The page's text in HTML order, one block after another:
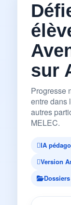
sur
Progresse
entre dans
autres
MELEC.
IA
Version